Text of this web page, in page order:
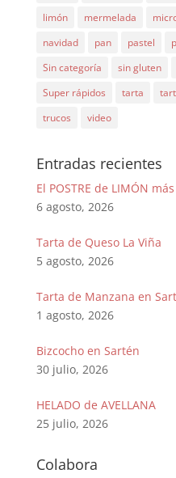
limón
mermelada
navidad
pan pastel
Sin categoría
sin gluten
Super rápidos
tarta
trucos
video
Entradas recientes
El POSTRE de LIMÓN
6 agosto, 2026
Tarta de Queso La Viña
5 agosto, 2026
Tarta de Manzana en
1 agosto, 2026
Bizcocho en Sartén
30 julio, 2026
HELADO de AVELLANA
25 julio, 2026
Colabora